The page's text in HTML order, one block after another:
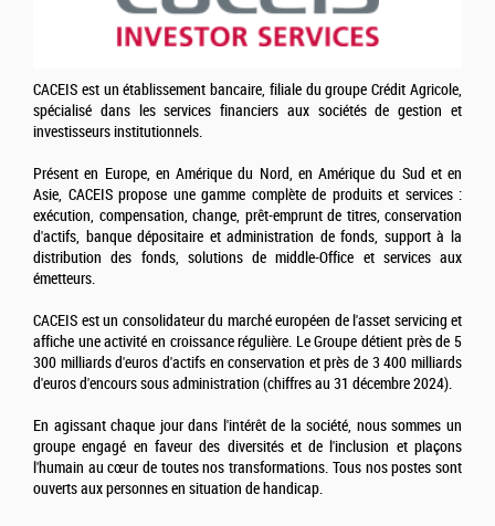
CACEIS est un établissement bancaire, filiale du groupe Crédit Agricole,
spécialisé dans les services financiers aux sociétés de gestion et
investisseurs institutionnels.
Présent en Europe, en Amérique du Nord, en Amérique du Sud et en
Asie, CACEIS propose une gamme complète de produits et services :
exécution, compensation, change, prêt-emprunt de titres, conservation
d'actifs, banque dépositaire et administration de fonds, support à la
distribution des fonds, solutions de middle-Office et services aux
émetteurs.
CACEIS est un consolidateur du marché européen de l'asset servicing et
affiche une activité en croissance régulière. Le Groupe détient près de 5
300 milliards d'euros d'actifs en conservation et près de 3 400 milliards
d'euros d'encours sous administration (chiffres au 31 décembre 2024).
En agissant chaque jour dans l'intérêt de la société, nous sommes un
groupe engagé en faveur des diversités et de l'inclusion et plaçons
l'humain au cœur de toutes nos transformations. Tous nos postes sont
ouverts aux personnes en situation de handicap.